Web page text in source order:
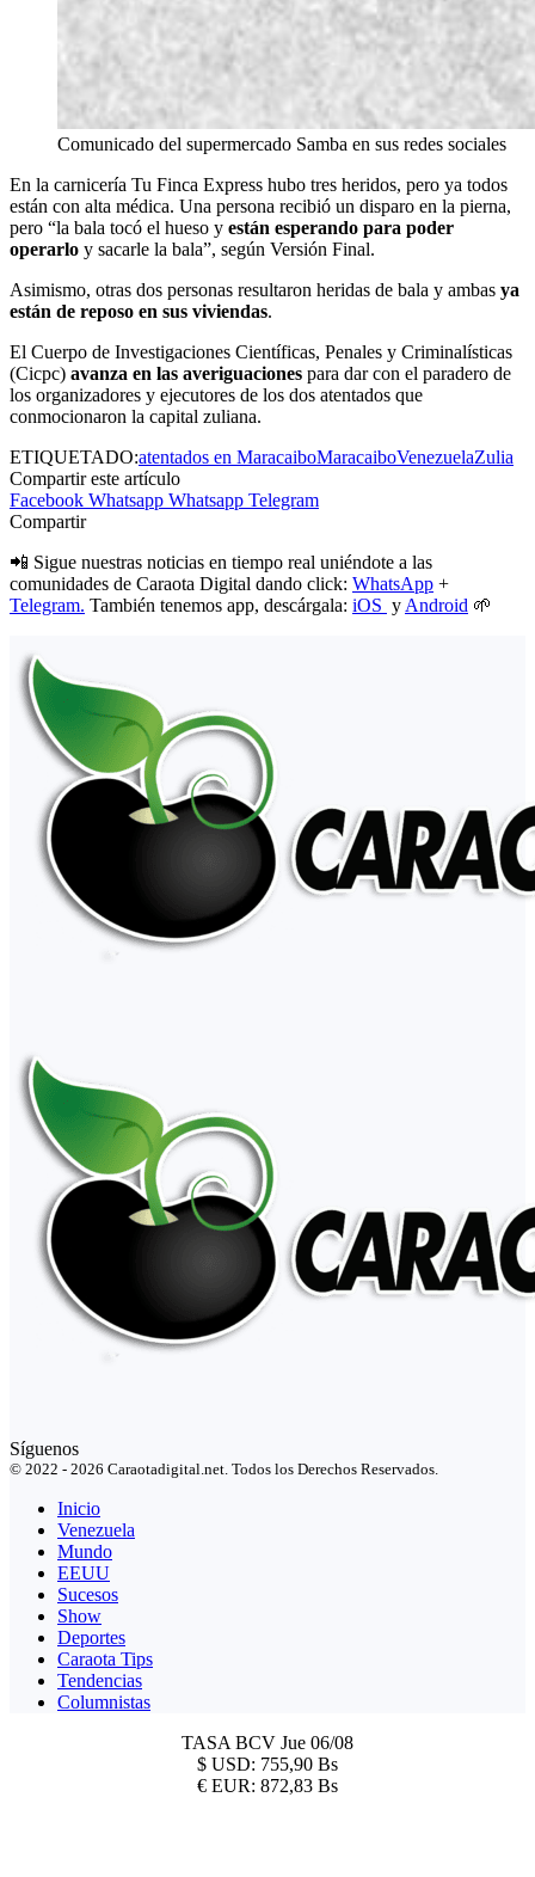
Comunicado del supermercado Samba en sus redes sociales
En la carnicería Tu Finca Express hubo tres heridos, pero ya todos
están con alta médica. Una persona recibió un disparo en la pierna,
pero “la bala tocó el hueso y están esperando para poder
operarlo y sacarle la bala”, según Versión Final.
Asimismo, otras dos personas resultaron heridas de bala y ambas ya
están de reposo en sus viviendas.
El Cuerpo de Investigaciones Científicas, Penales y Criminalísticas
(Cicpc) avanza en las averiguaciones para dar con el paradero de
los organizadores y ejecutores de los dos atentados que
conmocionaron la capital zuliana.
ETIQUETADO:atentados en MaracaiboMaracaiboVenezuelaZulia
Compartir este artículo
Facebook Whatsapp Whatsapp Telegram
Compartir
📲 Sigue nuestras noticias en tiempo real uniéndote a las
comunidades de Caraota Digital dando click: WhatsApp +
Telegram. También tenemos app, descárgala: iOS y Android 🌱
Síguenos
© 2022 - 2026 Caraotadigital.net. Todos los Derechos Reservados.
Inicio
Venezuela
Mundo
EEUU
Sucesos
Show
Deportes
Caraota Tips
Tendencias
Columnistas
TASA BCV Jue 06/08
$ USD: 755,90 Bs
€ EUR: 872,83 Bs